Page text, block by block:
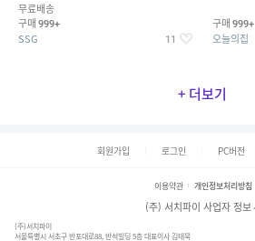
무료배송
구매 999+
SSG 11
구매 999+
오늘의집
+ 더보기
회원가입 로그인 PC버전
이용약관 개인정보처리방침
(주) 서치파이 사업자 정보
(주)서치파이
서울특별시 서초구 반포대로88, 반석빌딩 5층 대표이사 김태묵